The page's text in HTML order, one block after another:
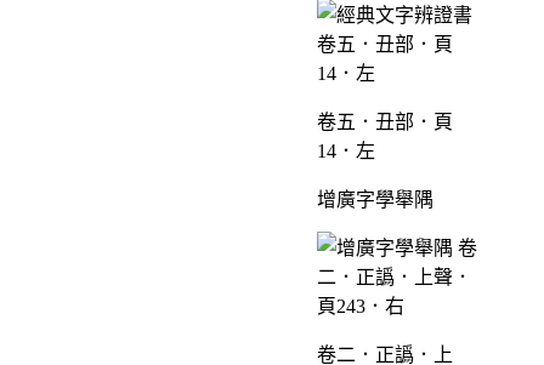
卷五．丑部．頁
14．左
增廣字學舉隅
卷二．正譌．上